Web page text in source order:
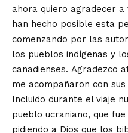
ahora quiero agradecer
han hecho posible esta
comenzando por las
los pueblos indígenas y
canadienses. Agradezco
me acompañaron con
Incluido durante el viaje
pueblo ucraniano, que
pidiendo a Dios que los